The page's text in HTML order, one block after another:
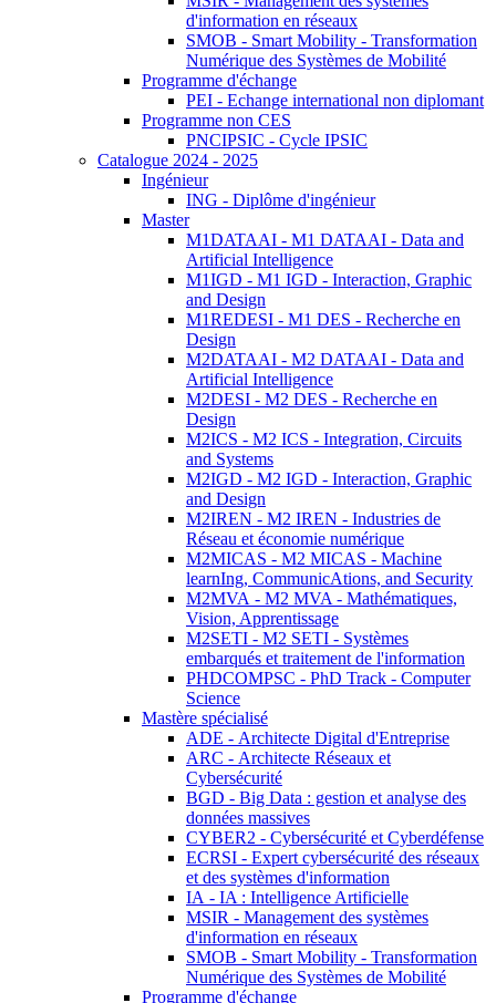
d'information en réseaux
SMOB - Smart Mobility - Transformation
Numérique des Systèmes de Mobilité
Programme d'échange
PEI - Echange international non diplomant
Programme non CES
PNCIPSIC - Cycle IPSIC
Catalogue 2024 - 2025
Ingénieur
ING - Diplôme d'ingénieur
Master
M1DATAAI - M1 DATAAI - Data and
Artificial Intelligence
M1IGD - M1 IGD - Interaction, Graphic
and Design
M1REDESI - M1 DES - Recherche en
Design
M2DATAAI - M2 DATAAI - Data and
Artificial Intelligence
M2DESI - M2 DES - Recherche en
Design
M2ICS - M2 ICS - Integration, Circuits
and Systems
M2IGD - M2 IGD - Interaction, Graphic
and Design
M2IREN - M2 IREN - Industries de
Réseau et économie numérique
M2MICAS - M2 MICAS - Machine
learnIng, CommunicAtions, and Security
M2MVA - M2 MVA - Mathématiques,
Vision, Apprentissage
M2SETI - M2 SETI - Systèmes
embarqués et traitement de l'information
PHDCOMPSC - PhD Track - Computer
Science
Mastère spécialisé
ADE - Architecte Digital d'Entreprise
ARC - Architecte Réseaux et
Cybersécurité
BGD - Big Data : gestion et analyse des
données massives
CYBER2 - Cybersécurité et Cyberdéfense
ECRSI - Expert cybersécurité des réseaux
et des systèmes d'information
IA - IA : Intelligence Artificielle
MSIR - Management des systèmes
d'information en réseaux
SMOB - Smart Mobility - Transformation
Numérique des Systèmes de Mobilité
Programme d'échange